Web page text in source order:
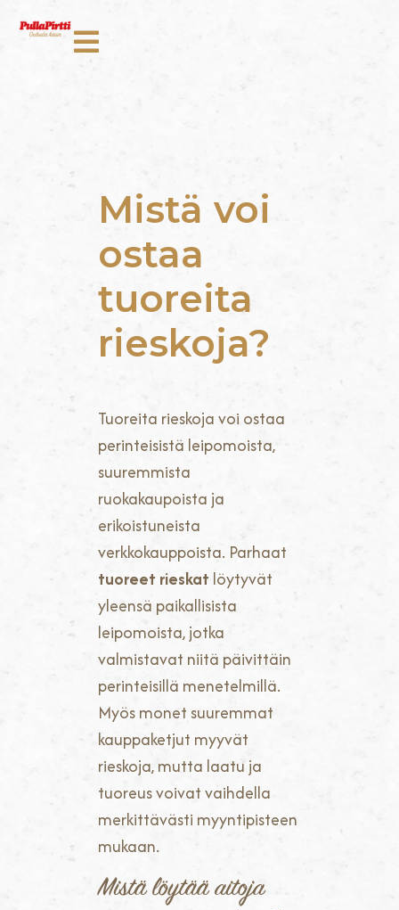
Mistä voi
ostaa
tuoreita
rieskoja?
Tuoreita rieskoja voi ostaa
perinteisistä leipomoista,
suuremmista
ruokakaupoista ja
erikoistuneista
verkkokauppoista. Parhaat
tuoreet rieskat löytyvät
yleensä paikallisista
leipomoista, jotka
valmistavat niitä päivittäin
perinteisillä menetelmillä.
Myös monet suuremmat
kauppaketjut myyvät
rieskoja, mutta laatu ja
tuoreus voivat vaihdella
merkittävästi myyntipisteen
mukaan.
Mistä löytää aitoja